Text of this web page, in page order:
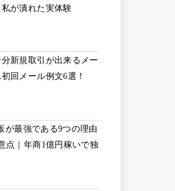
が潰れた実体験
新規取引が出来るメー
回メール例文6選！
が最強である9つの理由
点｜年商1億円稼いで独